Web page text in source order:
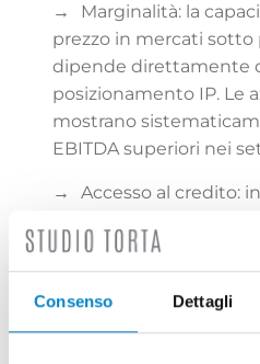
Consenso Dettagli
→
Marginalità: la
prezzo in mercati sotto
dipende direttamente
posizionamento IP. Le
mostrano
EBITDA superiori nei
→ Accesso al credito:
brevetti può essere
collaterale per il
una pratica ancora
in forte espansione nel